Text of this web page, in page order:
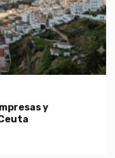
y